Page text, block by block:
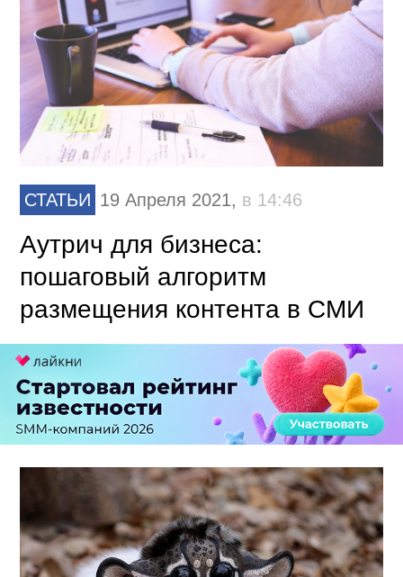
СТАТЬИ 19 Апреля 2021, в 14:46
Аутрич для бизнеса:
пошаговый алгоритм
размещения контента в СМИ